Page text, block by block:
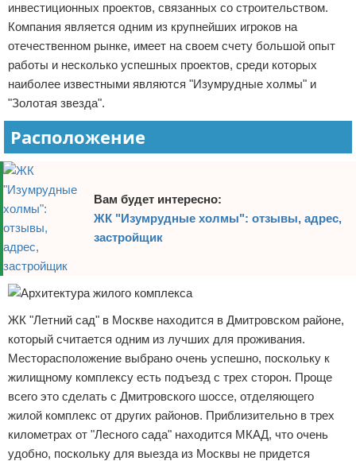
инвестиционных проектов, связанных со строительством.
Компания является одним из крупнейших игроков на
отечественном рынке, имеет на своем счету большой опыт
работы и несколько успешных проектов, среди которых
наиболее известными являются "Изумрудные холмы" и
"Золотая звезда".
Расположение
Вам будет интересно:
ЖК "Изумрудные холмы": отзывы, адрес,
застройщик
ЖК "Летний сад" в Москве находится в Дмитровском районе,
который считается одним из лучших для проживания.
Месторасположение выбрано очень успешно, поскольку к
жилищному комплексу есть подъезд с трех сторон. Проще
всего это сделать с Дмитровского шоссе, отделяющего
жилой комплекс от других районов. Приблизительно в трех
километрах от "Лесного сада" находится МКАД, что очень
удобно, поскольку для выезда из Москвы не придется